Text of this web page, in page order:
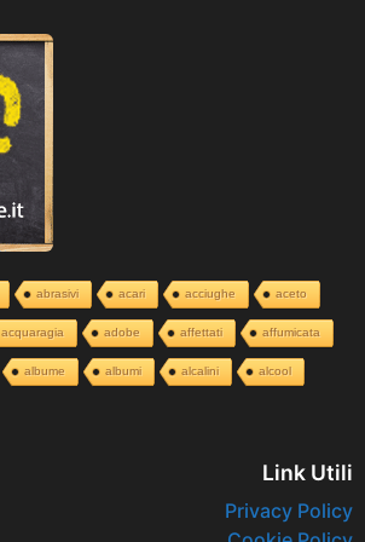
abrasivi acari acciughe aceto
acquaragia adobe affettati affumicata
albume albumi alcalini alcool
Link Utili
Privacy Policy